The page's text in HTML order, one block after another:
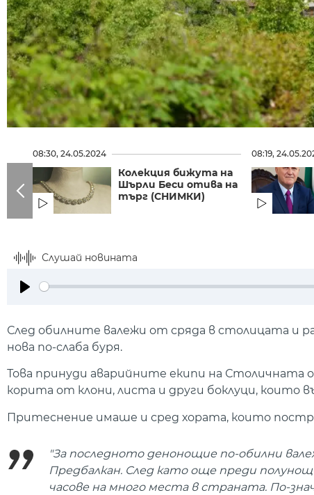
08:30, 24.05.2024
Колекция бижута на
Шърли Беси отива на
търг (СНИМКИ)
08:19,
Слушай новината
След обилните валежи от сряда в столицата и
нова по-слаба буря.
Това принуди аварийните екипи на
корита от клони, листа и други боклуци,
Притеснение имаше и сред хората, които
"За последното денонощие по-обилни
Предбалкан. След като още преди
часове на много места в страната. По-